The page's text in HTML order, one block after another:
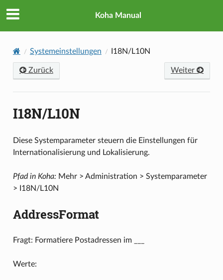
Koha Manual
Systemeinstellungen I18N/L10N
Zurück Weiter
I18N/L10N
Diese Systemparameter steuern die Einstellungen für
Internationalisierung und Lokalisierung.
Pfad in Koha:Mehr > Administration > Systemparameter
> I18N/L10N
AddressFormat
Fragt: Formatiere Postadressen im ___
Werte: